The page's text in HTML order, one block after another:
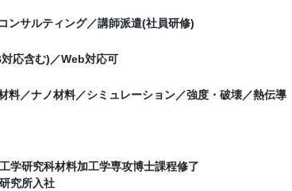
ンサルティング／講師派遣(社員研修)
応含む)／Web対応可
料／ナノ材料／シミュレーション／強度・破壊／熱伝導
研究科材料加工学専攻博士課程修了
究所入社